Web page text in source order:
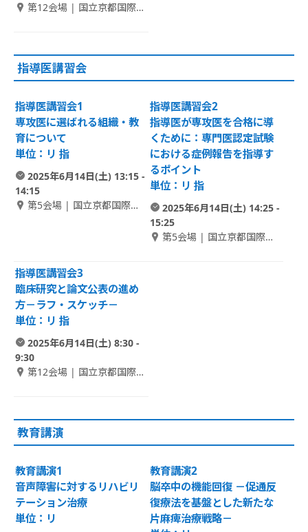
第12会場 | 国立京都国際会
指導医講習会
指導医講習会1
専攻医に選ばれる組織・教
育について
単位：リ 指
2025年6月14日(土) 13:15 -
14:15
第5会場 | 国立京都国際会
指導医講習会2
指導医が専攻医を合格に導
くために：専門医認定試験
における症例報告を指導す
るポイント
単位：リ 指
2025年6月14日(土) 14:25 -
15:25
第5会場 | 国立京都国際会
指導医講習会3
臨床研究と論文公表の進め
方－ラフ・スケッチ－
単位：リ 指
2025年6月14日(土) 8:30 -
9:30
第12会場 | 国立京都国際会
教育講演
教育講演1
音声障害に対するリハビリ
テーション治療
単位：リ
教育講演2
脳卒中の機能回復 －促通反
復療法を基盤とした新たな
片麻痺治療戦略－